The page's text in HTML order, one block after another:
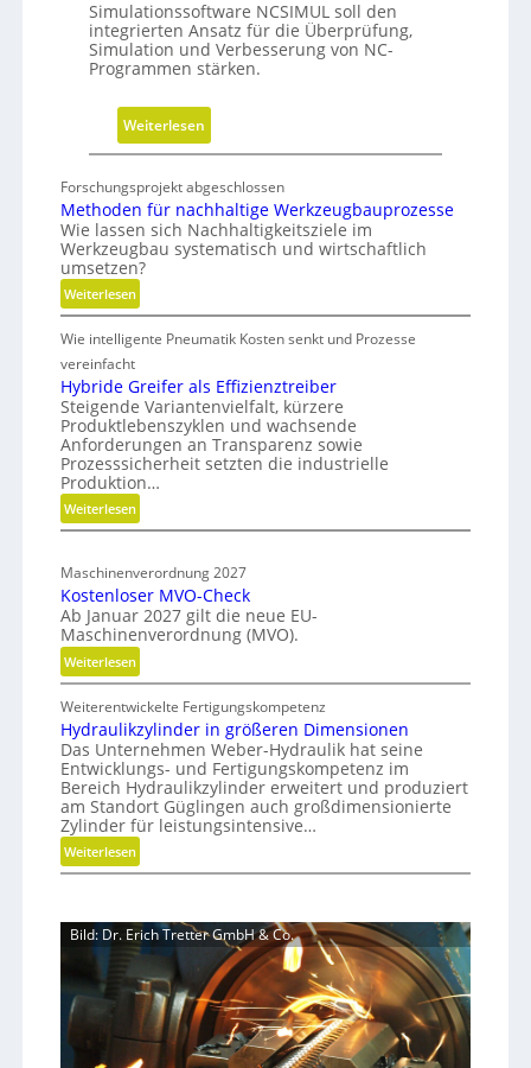
i
N
a
h
a
l
t
i
g
s
-
R
o
m
p
Simulationssoftware NCSIMUL soll den
integrierten Ansatz für die Überprüfung,
Simulation und Verbesserung von NC-
Programmen stärken.
Weiterlesen
N
u
e
V
s
i
n
d
e
r
-
S
i
m
a
t
i
o
n
Forschungsprojekt abgeschlossen
Methoden für nachhaltige Werkzeugbauprozesse
Wie lassen sich Nachhaltigkeitsziele im
Werkzeugbau systematisch und wirtschaftlich
umsetzen?
Weiterlesen:
M
e
h
o
d
e
n
f
ü
c
h
h
a
l
i
g
e
W
e
r
k
e
u
b
u
p
Wie intelligente Pneumatik Kosten senkt und Prozesse
vereinfacht
Hybride Greifer als Effizienztreiber
Steigende Variantenvielfalt, kürzere
Produktlebenszyklen und wachsende
Anforderungen an Transparenz sowie
Prozesssicherheit setzten die industrielle
Produktion…
Weiterlesen:
H
b
r
i
d
e
G
r
e
i
f
e
r
l
ff
i
z
e
Maschinenverordnung 2027
Kostenloser MVO-Check
Ab Januar 2027 gilt die neue EU-
Maschinenverordnung (MVO).
Weiterlesen:
K
o
s
t
e
n
l
o
s
M
V
O
-
C
h
Weiterentwickelte Fertigungskompetenz
Hydraulikzylinder in größeren Dimensionen
Das Unternehmen Weber-Hydraulik hat seine
Entwicklungs- und Fertigungskompetenz im
Bereich Hydraulikzylinder erweitert und produziert
am Standort Güglingen auch großdimensionierte
Zylinder für leistungsintensive…
Weiterlesen:
H
d
r
u
k
Bild: Dr. Erich Tretter GmbH & Co.